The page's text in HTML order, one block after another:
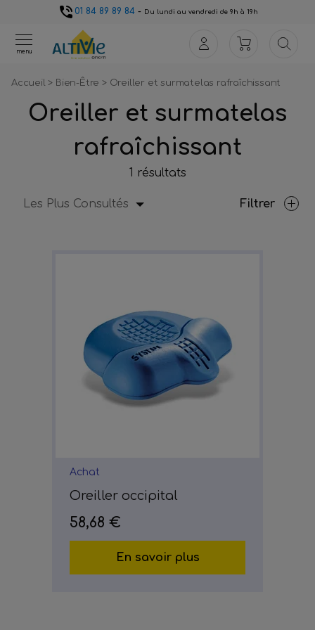
01 84 89 89 84- Du lundi au vendredi de 9h à 19h
menu
Accueil> Bien-Être> Oreiller et surmatelas rafraîchissant
Oreiller et surmatelas
rafraîchissant
1 résultats
Les Plus Consultés Filtrer
Achat
Oreiller occipital
58,68 €
En savoir plus